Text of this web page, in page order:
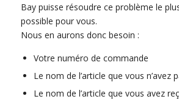
Bay puisse résoudre ce problème le
possible pour vous.
Nous en aurons donc besoin :
Votre numéro de commande
Le nom de l’article que vous n’avez
Le nom de l’article que vous avez